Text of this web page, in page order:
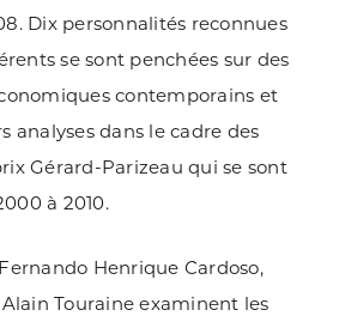
Dix personnalités reconnues
se sont penchées sur des
contemporains et
analyses dans le cadre des
Gérard-Parizeau qui se sont
à 2010.
Henrique Cardoso,
Touraine examinent les